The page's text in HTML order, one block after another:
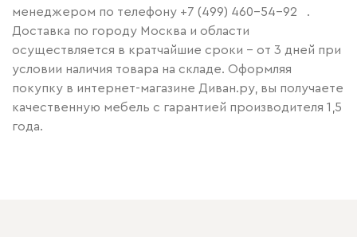
менеджером по телефону +7 (499) 460-54-92
.
Доставка по городу Москва и области
осуществляется в кратчайшие сроки – от 3 дней при
условии наличия товара на складе. Оформляя
покупку в интернет-магазине Диван.ру, вы получаете
качественную мебель с гарантией производителя 1,5
года.